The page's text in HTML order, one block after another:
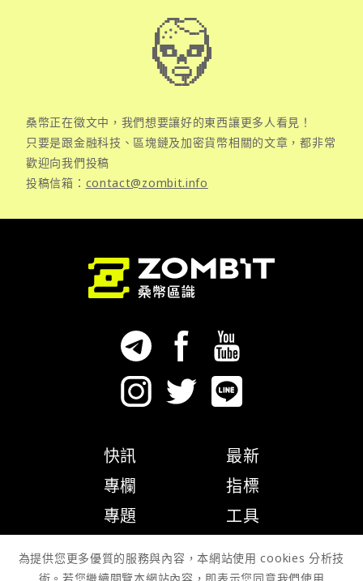
桑幣正在徵文中，我們想要讓好的東西讓更多人看見！
只要是跟金融科技、區塊鏈及加密貨幣相關的文章，都非常
歡迎向我們投稿
投稿信箱： contact@zombit.info
快訊
專欄
專題
最新
指標
工具
為提供您更多優質的服務與內容，本網站使用 cookies 分析技